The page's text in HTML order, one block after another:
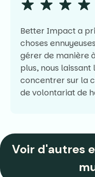
Better Impact a
choses
gérer de manière
plus, nous laissant
concentrer sur la
de volontariat de
Voir d'autres